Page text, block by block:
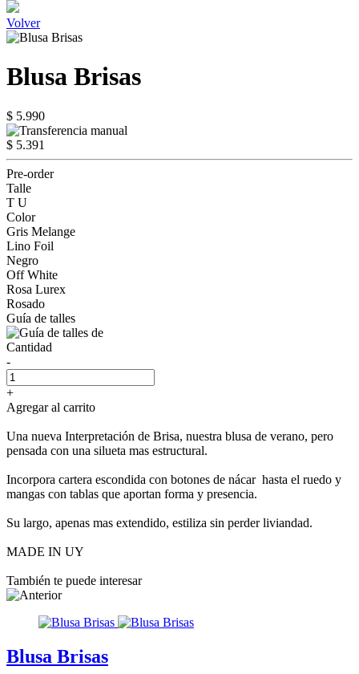
Volver
Blusa Brisas
$ 5.990
$ 5.391
Pre-order
Talle
T U
Color
Gris Melange
Lino Foil
Negro
Off White
Rosa Lurex
Rosado
Guía de talles
Cantidad
-
+
Agregar al carrito
Una nueva Interpretación de Brisa, nuestra blusa de verano, pero
pensada con una silueta mas estructural.
Incorpora cartera escondida con botones de nácar hasta el ruedo y
mangas con tablas que aportan forma y presencia.
Su largo, apenas mas extendido, estiliza sin perder liviandad.
MADE IN UY
También te puede interesar
Blusa Brisas